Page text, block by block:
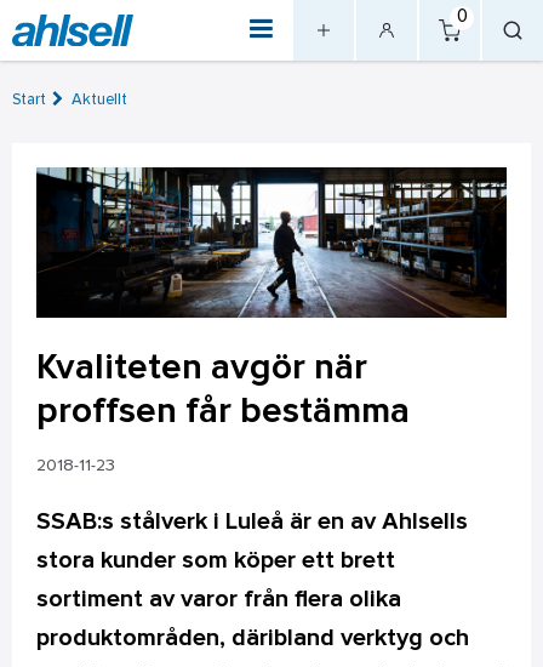
0
Start Aktuellt
Kvaliteten avgör när
proffsen får bestämma
2018-11-23
SSAB:s stålverk i Luleå är en av Ahlsells
stora kunder som köper ett brett
sortiment av varor från flera olika
produktområden, däribland verktyg och